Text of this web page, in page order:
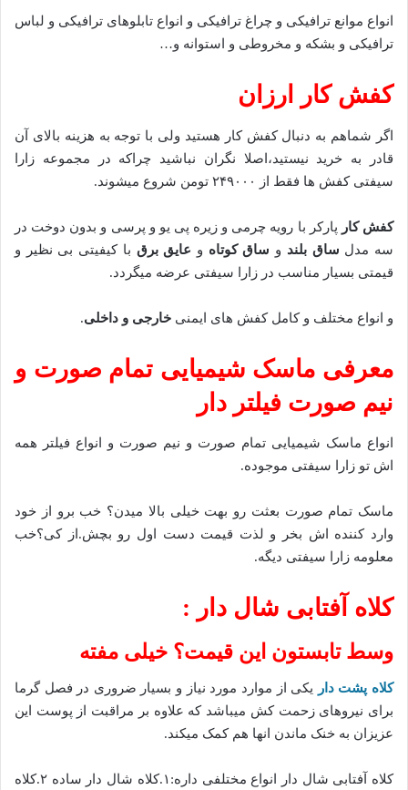
انواع موانع ترافیکی و چراغ ترافیکی و انواع تابلوهای ترافیکی و لباس
ترافیکی و بشکه و مخروطی و استوانه و…
کفش کار ارزان
اگر شماهم به دنبال کفش کار هستید ولی با توجه به هزینه بالای آن
قادر به خرید نیستید،اصلا نگران نباشید چراکه در مجموعه زارا
سیفتی کفش ها فقط از ۲۴۹۰۰۰ تومن شروع میشوند.
کفش کار پارکر با رویه چرمی و زیره پی یو و پرسی و بدون دوخت در
سه مدل ساق بلند و ساق کوتاه و عایق برق با کیفیتی بی نظیر و
قیمتی بسیار مناسب در زارا سیفتی عرضه میگردد.
و انواع مختلف و کامل کفش های ایمنی خارجی و داخلی.
معرفی ماسک شیمیایی تمام صورت و
نیم صورت فیلتر دار
انواع ماسک شیمیایی تمام صورت و نیم صورت و انواع فیلتر همه
اش تو زارا سیفتی موجوده.
ماسک تمام صورت بعثت رو بهت خیلی بالا میدن؟ خب برو از خود
وارد کننده اش بخر و لذت قیمت دست اول رو بچش.از کی؟خب
معلومه زارا سیفتی دیگه.
کلاه آفتابی شال دار :
وسط تابستون این قیمت؟ خیلی مفته
کلاه پشت دار
یکی از موارد مورد نیاز و بسیار ضروری در فصل گرما
برای نیروهای زحمت کش میباشد که علاوه بر مراقبت از پوست این
عزیزان به خنک ماندن انها هم کمک میکند.
کلاه آفتابی شال دار انواع مختلفی داره:۱.کلاه شال دار ساده ۲.کلاه